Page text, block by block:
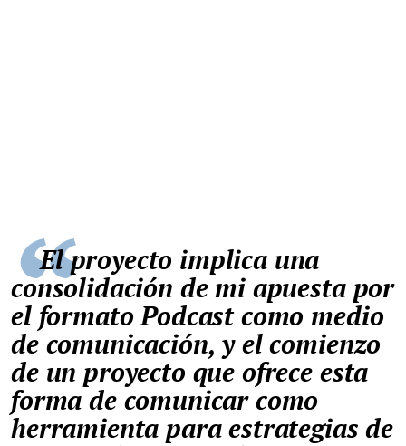
El proyecto implica una
consolidación de mi apuesta por
el formato Podcast como medio
de comunicación, y el comienzo
de un proyecto que ofrece esta
forma de comunicar como
herramienta para estrategias de